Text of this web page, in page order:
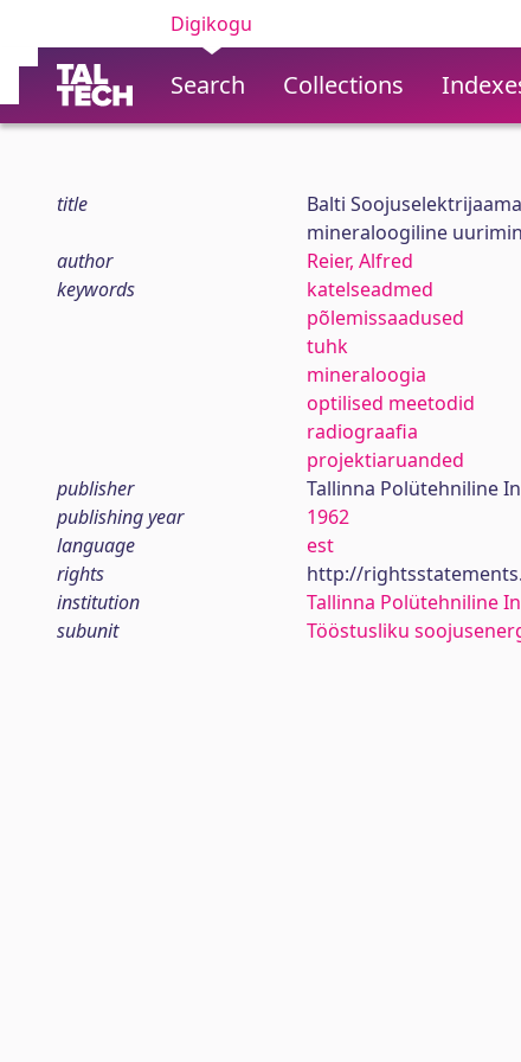
Digikogu
Search Collections
title
Balti
mineraloogiline
author
Reier, Alfred
keywords
katelseadmed
põlemissaadused
tuhk
mineraloogia
optilised meetodid
radiograafia
projektiaruanded
publisher
Tallinna Polütehniline
publishing year
1962
language
est
rights
http://
institution
Tallinna Polütehniline
subunit
Tööstusliku